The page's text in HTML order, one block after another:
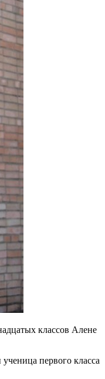
классов Алене
первого класса